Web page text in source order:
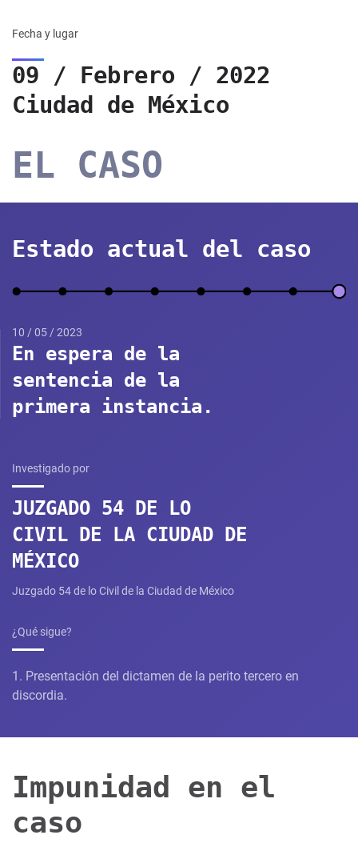
Fecha y lugar
09 / Febrero / 2022
Ciudad de México
EL CASO
Estado actual del caso
10 / 05 / 2023
En espera de la
sentencia de la
primera instancia.
Investigado por
JUZGADO 54 DE LO
CIVIL DE LA CIUDAD DE
MÉXICO
Juzgado 54 de lo Civil de la Ciudad de México​
¿Qué sigue?
1. Presentación del dictamen de la perito tercero en
discordia.
Impunidad en el
caso